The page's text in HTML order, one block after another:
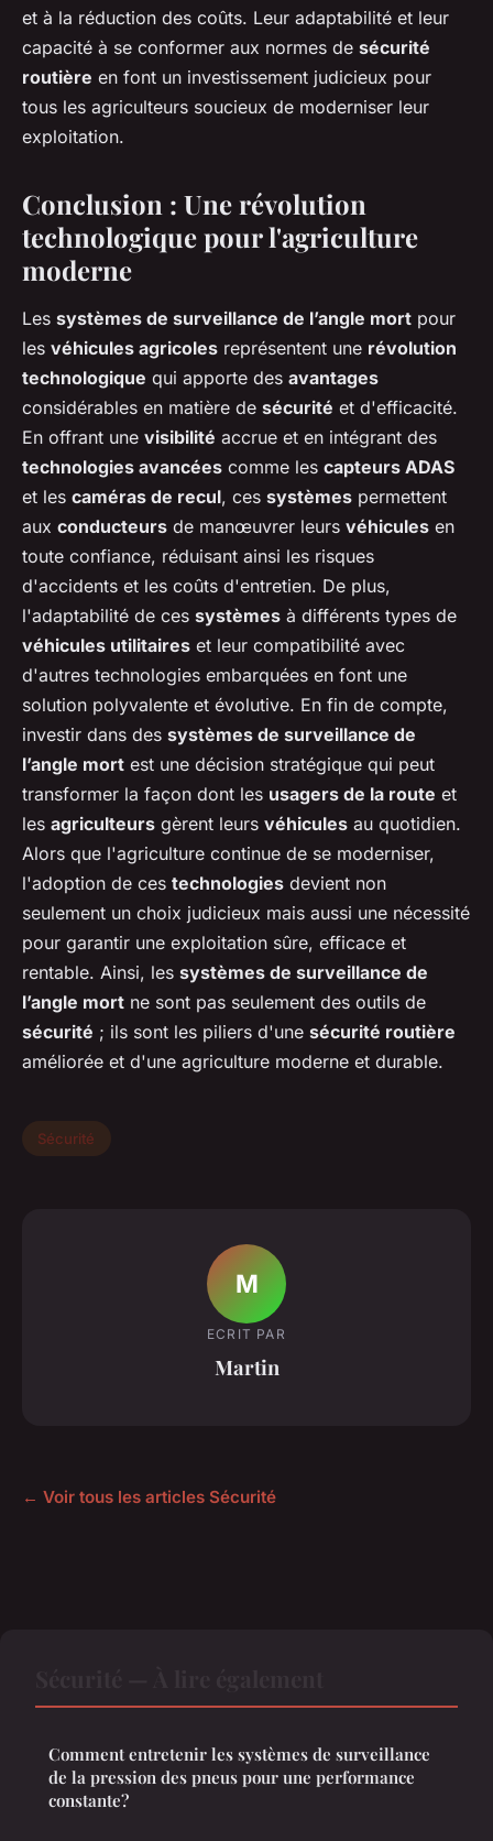
et à la réduction des coûts. Leur adaptabilité et leur
capacité à se conformer aux normes de sécurité
routière en font un investissement judicieux pour
tous les agriculteurs soucieux de moderniser leur
exploitation.
Conclusion : Une révolution
technologique pour l'agriculture
moderne
Les systèmes de surveillance de l’angle mort pour
les véhicules agricoles représentent une révolution
technologique qui apporte des avantages
considérables en matière de sécurité et d'efficacité.
En offrant une visibilité accrue et en intégrant des
technologies avancées comme les capteurs ADAS
et les caméras de recul, ces systèmes permettent
aux conducteurs de manœuvrer leurs véhicules en
toute confiance, réduisant ainsi les risques
d'accidents et les coûts d'entretien. De plus,
l'adaptabilité de ces systèmes à différents types de
véhicules utilitaires et leur compatibilité avec
d'autres technologies embarquées en font une
solution polyvalente et évolutive. En fin de compte,
investir dans des systèmes de surveillance de
l’angle mort est une décision stratégique qui peut
transformer la façon dont les usagers de la route et
les agriculteurs gèrent leurs véhicules au quotidien.
Alors que l'agriculture continue de se moderniser,
l'adoption de ces technologies devient non
seulement un choix judicieux mais aussi une nécessité
pour garantir une exploitation sûre, efficace et
rentable. Ainsi, les systèmes de surveillance de
l’angle mort ne sont pas seulement des outils de
sécurité ; ils sont les piliers d'une sécurité routière
améliorée et d'une agriculture moderne et durable.
Sécurité
M
ECRIT PAR
Martin
← Voir tous les articles Sécurité
Comment entretenir les systèmes de surveillance
de la pression des pneus pour une performance
constante?